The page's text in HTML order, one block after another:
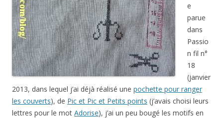
e
parue
dans
Passio
n fil n°
18
(janvier
2013, dans lequel j’ai déjà réalisé une pochette pour ranger
les couverts), de Pic et Pic et Petits points (j’avais choisi leurs
lettres pour le mot Adorise), j’ai un peu bougé les motifs en